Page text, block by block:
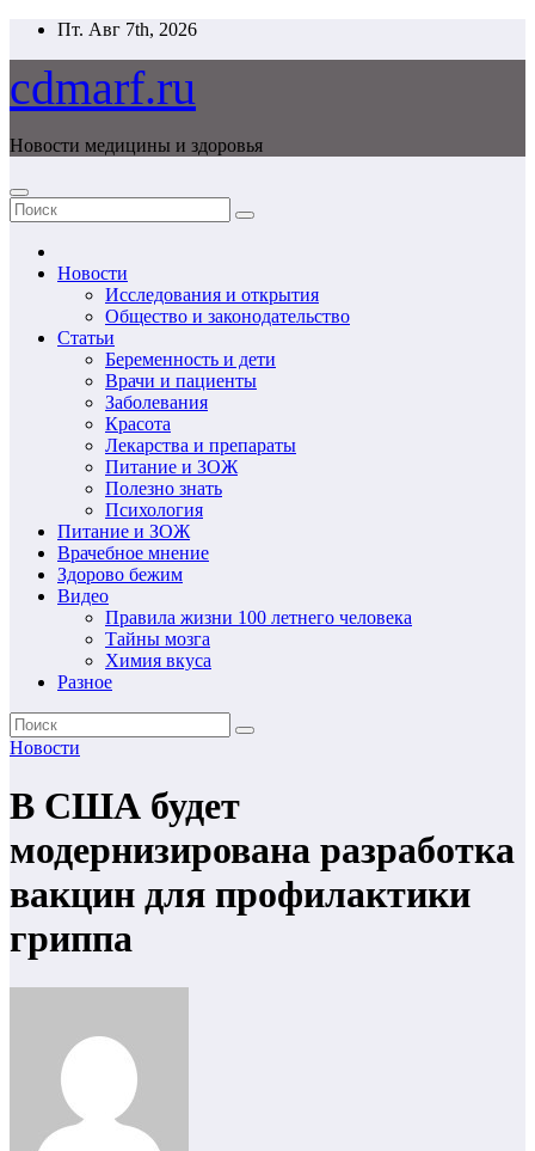
Перейти
содержимому
Пт. Авг 7th, 2026
cdmarf.ru
Новости медицины и здоровья
Новости
Исследования и открытия
Общество и законодательство
Статьи
Беременность и дети
Врачи и пациенты
Заболевания
Красота
Лекарства и препараты
Питание и ЗОЖ
Полезно знать
Психология
Питание и ЗОЖ
Врачебное мнение
Здорово бежим
Видео
Правила жизни 100 летнего человека
Тайны мозга
Химия вкуса
Разное
Новости
В США будет
модернизирована разработка
вакцин для профилактики
гриппа